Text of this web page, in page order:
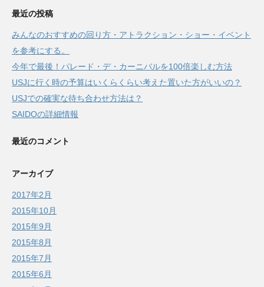
最近の投稿
みんなのおすすめの回り方・アトラクション・ショー・イベント
を参考にする。
今年で最後！パレード・デ・カーニバルを100倍楽しむ方法
USJに行く時の予算はいくらくらい考えた置いた方がいいの？
USJでの確実な待ち合わせ方法は？
SAIDOの詳細情報
最近のコメント
アーカイブ
2017年2月
2015年10月
2015年9月
2015年8月
2015年7月
2015年6月